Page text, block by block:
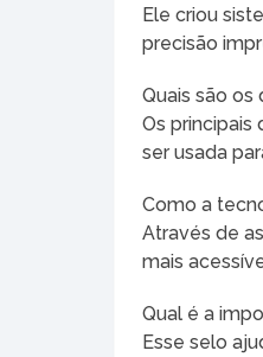
Ele criou
precisão
Quais são
Os
ser usada
Como a
Através de
mais
Qual é a
Esse selo